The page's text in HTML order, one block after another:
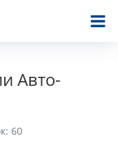
Авто-
60